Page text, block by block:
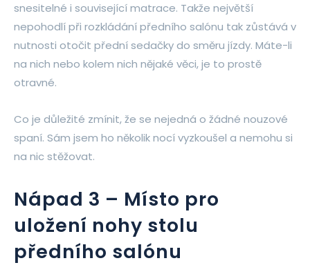
snesitelné i související matrace. Takže největší
nepohodlí při rozkládání předního salónu tak zůstává v
nutnosti otočit přední sedačky do směru jízdy. Máte-li
na nich nebo kolem nich nějaké věci, je to prostě
otravné.
Co je důležité zmínit, že se nejedná o žádné nouzové
spaní. Sám jsem ho několik nocí vyzkoušel a nemohu si
na nic stěžovat.
Nápad 3 – Místo pro
uložení nohy stolu
předního salónu